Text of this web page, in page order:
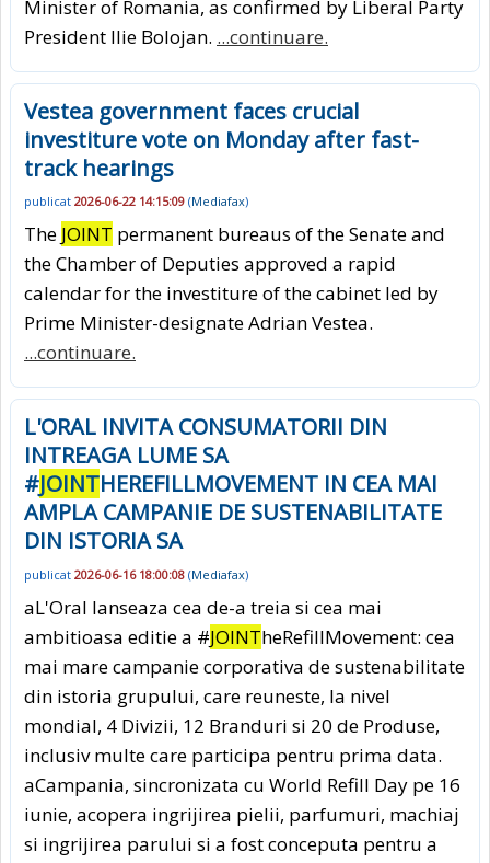
Minister of Romania, as confirmed by Liberal Party
President Ilie Bolojan. ...continuare.
Vestea government faces crucial
investiture vote on Monday after fast-
track hearings
publicat 2026-06-22 14:15:09 (Mediafax)
The JOINT permanent bureaus of the Senate and
the Chamber of Deputies approved a rapid
calendar for the investiture of the cabinet led by
Prime Minister-designate Adrian Vestea.
...continuare.
L'ORAL INVITA CONSUMATORII DIN
INTREAGA LUME SA
#JOINTHEREFILLMOVEMENT IN CEA MAI
AMPLA CAMPANIE DE SUSTENABILITATE
DIN ISTORIA SA
publicat 2026-06-16 18:00:08 (Mediafax)
aL'Oral lanseaza cea de-a treia si cea mai
ambitioasa editie a #JOINTheRefillMovement: cea
mai mare campanie corporativa de sustenabilitate
din istoria grupului, care reuneste, la nivel
mondial, 4 Divizii, 12 Branduri si 20 de Produse,
inclusiv multe care participa pentru prima data.
aCampania, sincronizata cu World Refill Day pe 16
iunie, acopera ingrijirea pielii, parfumuri, machiaj
si ingrijirea parului si a fost conceputa pentru a